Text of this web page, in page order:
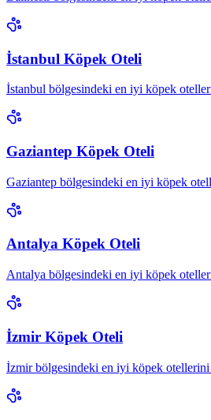
İstanbul Köpek Oteli
İstanbul bölgesindeki en iyi köpek
Gaziantep Köpek Oteli
Gaziantep bölgesindeki en iyi köpek
Antalya Köpek Oteli
Antalya bölgesindeki en iyi köpek
İzmir Köpek Oteli
İzmir bölgesindeki en iyi köpek otellerini